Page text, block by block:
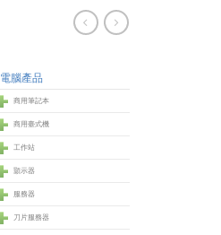
電腦產品
商用筆記本
商用臺式機
工作站
顥示器
服務器
刀片服務器